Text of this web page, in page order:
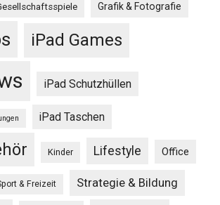
Grafik & Fotografie
iPad Games
iPad Schutzhüllen
iPad Taschen
Kinder Lifestyle Office
& Freizeit Strategie & Bildung